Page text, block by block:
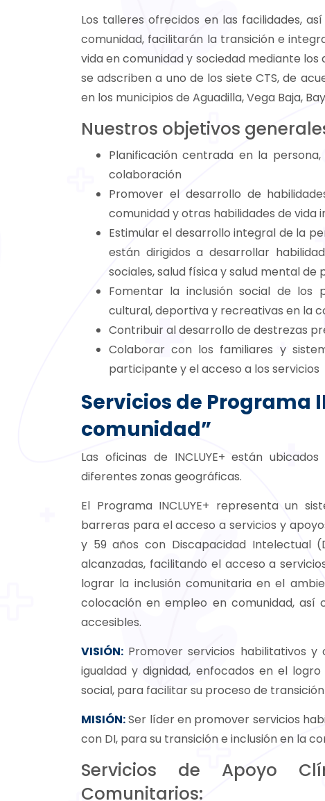
Los talleres ofrecidos en las facilidades,
comunidad, facilitarán la transición e
vida en comunidad y sociedad mediante los
se adscriben a uno de los siete CTS, de
en los municipios de Aguadilla, Vega Baja,
Nuestros objetivos
Planificación centrada en la
colaboración
Promover el desarrollo de
comunidad y otras habilidades de vida
Estimular el desarrollo integral de la
están dirigidos a desarrollar
sociales, salud física y salud mental de
Fomentar la inclusión social de los
cultural, deportiva y recreativas en la
Contribuir al desarrollo de destrezas
Colaborar con los familiares y
participante y el acceso a los servicios
Servicios de Programa
comunidad”
Las oficinas de INCLUYE+ están
diferentes zonas geográficas.
El Programa INCLUYE+ representa un
barreras para el acceso a servicios y
y 59 años con Discapacidad Intelectual
alcanzadas, facilitando el acceso a
lograr la inclusión comunitaria en el
colocación en empleo en comunidad, así
accesibles.
VISIÓN: Promover servicios habilitativos
igualdad y dignidad, enfocados en el
social, para facilitar su proceso de
MISIÓN:Ser líder en promover servicios
con DI, para su transición e inclusión en la
Servicios de Apoyo
Comunitarios: